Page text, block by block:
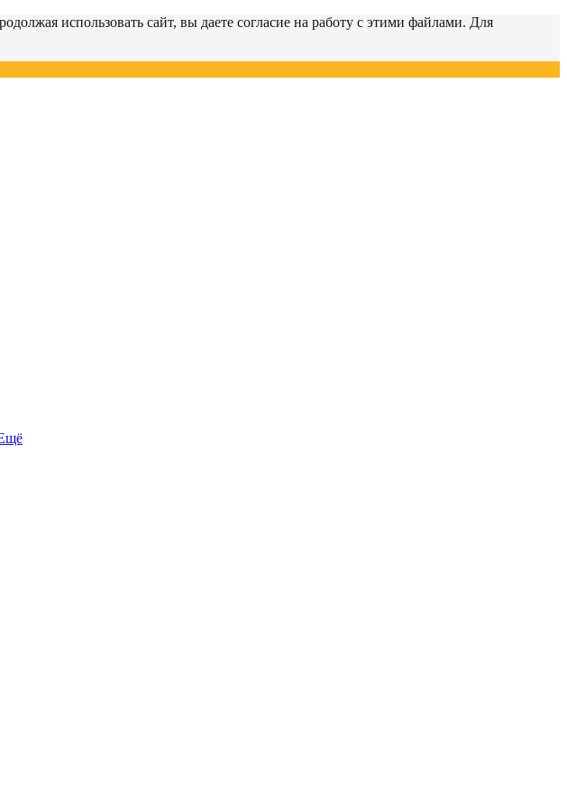
использовать сайт, вы даете согласие на работу с этими файлами. Для